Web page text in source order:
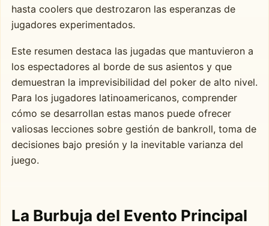
hasta coolers que destrozaron las esperanzas de
jugadores experimentados.
Este resumen destaca las jugadas que mantuvieron a
los espectadores al borde de sus asientos y que
demuestran la imprevisibilidad del poker de alto nivel.
Para los jugadores latinoamericanos, comprender
cómo se desarrollan estas manos puede ofrecer
valiosas lecciones sobre gestión de bankroll, toma de
decisiones bajo presión y la inevitable varianza del
juego.
La Burbuja del Evento Principal